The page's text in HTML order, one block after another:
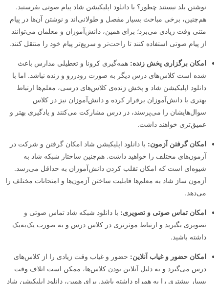
نوشتن بلد نیستند چطور؟ با دانلود اپلیکیشن شاد پیام صوتی بفرستید.
هم‌چنین، برخی مباحث بسیار مفصل و طولانی‌اند و نوشتن آن‌ها در پیام
متنی وقت زیادی می‌برد؛ برای همین، دانش‌آموزان و معلمان می‌توانند
از پیام صوتی استفاده کنند تا راحت‌تر و سریع‌تر پیام خود را منتقل کنند.
امکان برگزاری پخش زنده: همه‌گیری کرونا و تعطیلی مدارس باعث
شده است کلاس‌های درس دیگر به‌ صورت رودررو و زنده نباشد. اما با
دانلود اپلیکیشن شاد و پخش زنده‌ی کلاس‌های درسی، معلم‌ها ارتباط
بهتری با دانش‌آموزان برقرار کرده و دانش‌آموزان نیز در کلاس
سوال‌هایشان را می‌پرسند، در درس مشارکت می‌کنند و یادگیری بهتر و
عمیق‌تری خواهند داشت.
امکان گرفتن آزمون: با دانلود اپلیکیشن شاد امکان گرفتن و شرکت در
آزمون‌های مختلف را خواهید داشت. هم‌چنین ساختار شبکه شاد به
شیوه‌ای است که امکان تقلب کردن دانش‌آموزان به حداقل می‌رسد.
آزمون ساز شاد به معلم‌ها قابلیت ساختن آزمون‌ها و امتحانات مختلف را
می‌دهد.
امکان تماس صوتی و تصویری: با دانلود شبکه شاد تماس صوتی و
تصویری بگیرید و ارتباط موثرتری در کلاس درس و به‌ صورت یک‌به‌یک
داشته باشید.
امکان حضور و غیاب آنلاین: حضور و غیاب وقت زیادی را از کلاس‌های
درس می‌گیرد و به دلیل آنلاین بودن کلاس‌ها، ممکن است اتلاف وقت
بسیار بیشتری را به همراه داشته باشد. برای همین، دانلود اپلیکیشن شاد